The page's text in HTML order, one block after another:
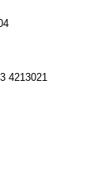
4213021